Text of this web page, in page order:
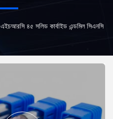
এইচআরসি ৪৫ সলিড কার্বাইড এন্ডমিল সিএনসি